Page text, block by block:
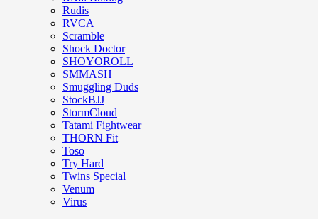
Rudis
RVCA
Scramble
Shock Doctor
SHOYOROLL
SMMASH
Smuggling Duds
StockBJJ
StormCloud
Tatami Fightwear
THORN Fit
Toso
Try Hard
Twins Special
Venum
Virus